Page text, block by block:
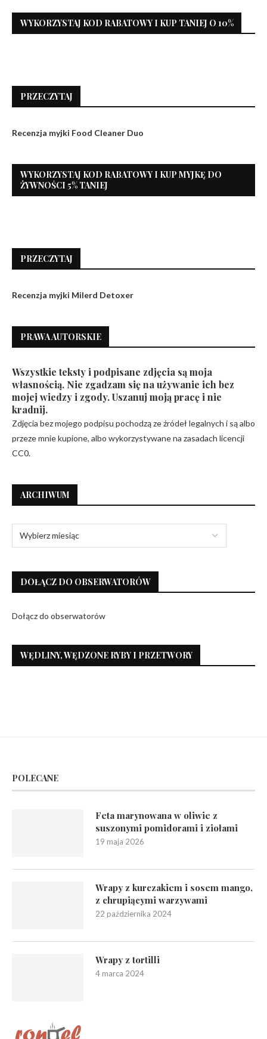
WYKORZYSTAJ KOD RABATOWY I KUP TANIEJ O 10%
PRZECZYTAJ
Recenzja myjki Food Cleaner Duo
WYKORZYSTAJ KOD RABATOWY I KUP MYJKĘ DO
ŻYWNOŚCI 5% TANIEJ
PRZECZYTAJ
Recenzja myjki Milerd Detoxer
PRAWA AUTORSKIE
Wszystkie teksty i podpisane zdjęcia są moja
własnością. Nie zgadzam się na używanie ich bez
mojej wiedzy i zgody. Uszanuj moją pracę i nie
kradnij.
Zdjęcia bez mojego podpisu pochodzą ze źródeł legalnych i są albo
przeze mnie kupione, albo wykorzystywane na zasadach licencji
CC0.
ARCHIWUM
DOŁĄCZ DO OBSERWATORÓW
Dołącz do obserwatorów
WĘDLINY, WĘDZONE RYBY I PRZETWORY
POLECANE
Feta marynowana w oliwie z
suszonymi pomidorami i ziołami
19 maja 2026
Wrapy z kurczakiem i sosem mango,
z chrupiącymi warzywami
22 października 2024
Wrapy z tortilli
4 marca 2024